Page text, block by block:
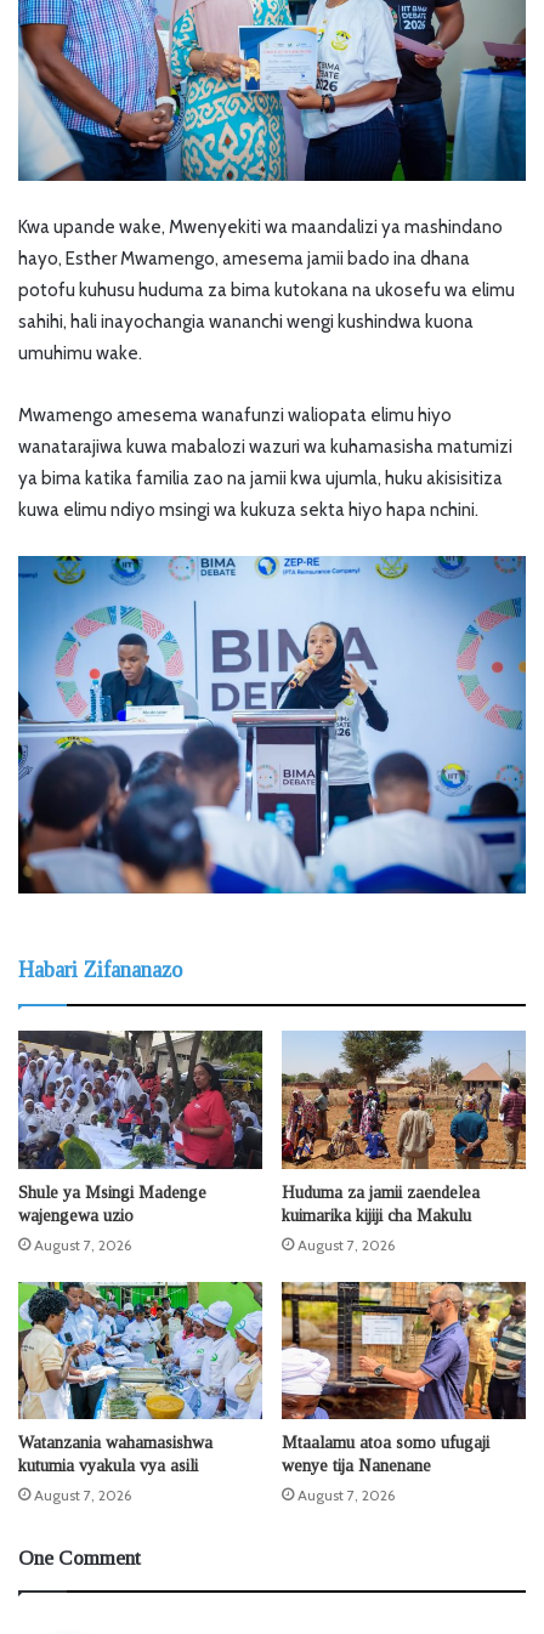
Kwa upande wake, Mwenyekiti wa maandalizi ya mashindano
hayo, Esther Mwamengo, amesema jamii bado ina dhana
potofu kuhusu huduma za bima kutokana na ukosefu wa elimu
sahihi, hali inayochangia wananchi wengi kushindwa kuona
umuhimu wake.
Mwamengo amesema wanafunzi waliopata elimu hiyo
wanatarajiwa kuwa mabalozi wazuri wa kuhamasisha matumizi
ya bima katika familia zao na jamii kwa ujumla, huku akisisitiza
kuwa elimu ndiyo msingi wa kukuza sekta hiyo hapa nchini.
Habari Zifananazo
Shule ya Msingi Madenge
wajengewa uzio
August 7, 2026
Huduma za jamii zaendelea
kuimarika kijiji cha Makulu
August 7, 2026
Watanzania wahamasishwa
kutumia vyakula vya asili
August 7, 2026
Mtaalamu atoa somo ufugaji
wenye tija Nanenane
August 7, 2026
One Comment